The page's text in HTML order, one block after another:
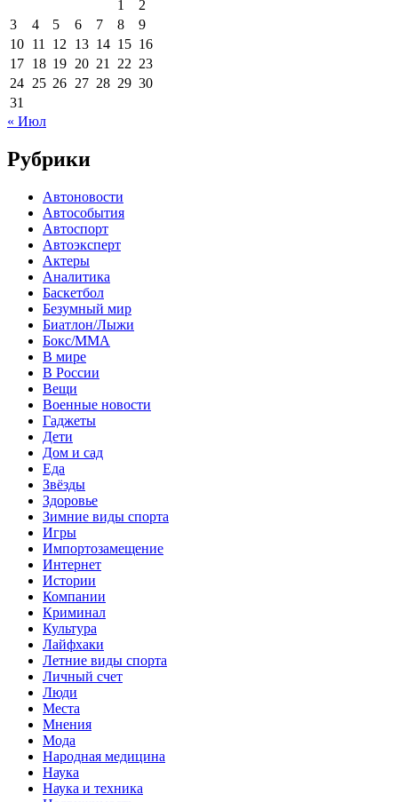
1
2
3
4 5 6 7 8
9
10 11 12 13 14 15 16
17 18 19 20 21 22 23
24 25 26 27 28 29 30
31
« Июл
Рубрики
Автоновости
Автособытия
Автоспорт
Автоэксперт
Актеры
Аналитика
Баскетбол
Безумный мир
Биатлон/Лыжи
Бокс/MMA
В мире
В России
Вещи
Военные новости
Гаджеты
Дети
Дом и сад
Еда
Звёзды
Здоровье
Зимние виды спорта
Игры
Импортозамещение
Интернет
Истории
Компании
Криминал
Культура
Лайфхаки
Летние виды спорта
Личный счет
Люди
Места
Мнения
Мода
Народная медицина
Наука
Наука и техника